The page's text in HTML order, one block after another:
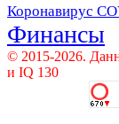
Коронавирус
Финансы
© 2015-2026.
и IQ 130